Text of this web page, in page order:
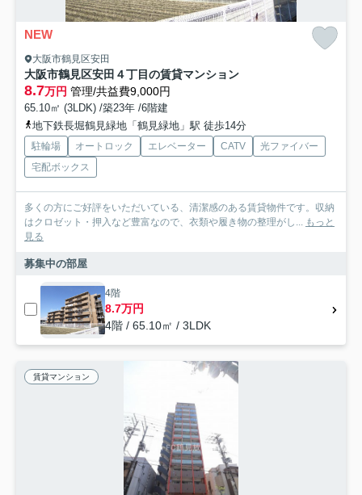
NEW
大阪市鶴見区安田
大阪市鶴見区安田４丁目の賃貸マンション
8.7万円 管理/共益費9,000円
65.10㎡ (3LDK) /築23年 /6階建
地下鉄長堀鶴見緑地「鶴見緑地」駅 徒歩14分
駐輪場 オートロック エレベーター CATV
光ファイバー
宅配ボックス
多くの方にご好評をいただいている、清潔感のある賃貸物件です。収納
はクロゼット・押入など豊富なので、衣類や履き物の整理がし... もっと
見る
募集中の部屋
4階
8.7万円
4階 / 65.10㎡ / 3LDK
賃貸マンション